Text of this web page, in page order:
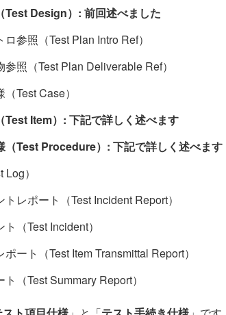
Test Design）: 前回述べました
参照（Test Plan Intro Ref）
照（Test Plan Deliverable Ref）
Test Case）
Test Item）: 下記で詳しく述べます
（Test Procedure）: 下記で詳しく述べます
）
レポート（Test Incident Report）
（Test Incident）
ート（Test Item Transmittal Report）
（Test Summary Report）